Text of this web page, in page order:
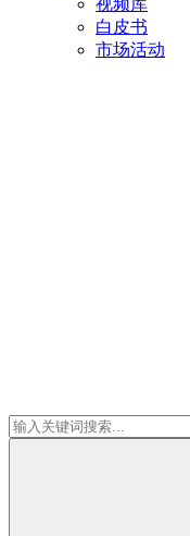
视频库
白皮书
市场活动